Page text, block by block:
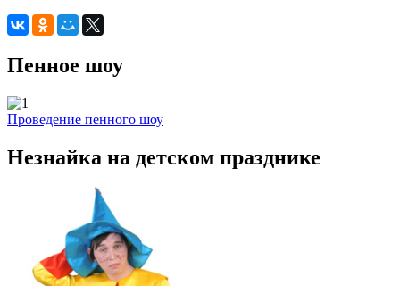
Пенное шоу
Проведение пенного шоу
Незнайка на детском празднике